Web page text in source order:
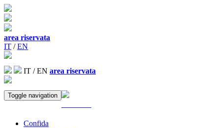
area riservata
IT /EN
IT /EN area riservata
Toggle navigation
Confida